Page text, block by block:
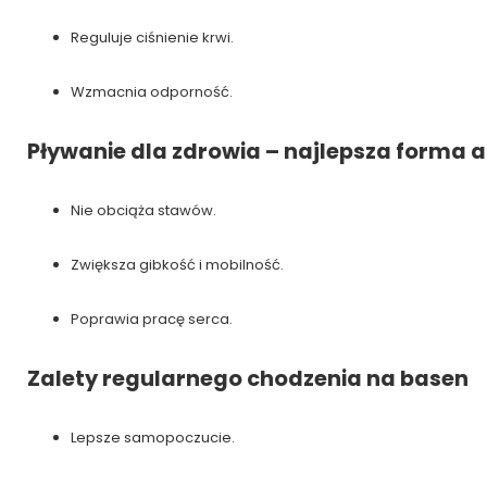
Reguluje ciśnienie krwi.
Wzmacnia odporność.
Pływanie dla zdrowia – najlepsza forma
Nie obciąża stawów.
Zwiększa gibkość i mobilność.
Poprawia pracę serca.
Zalety regularnego chodzenia na basen
Lepsze samopoczucie.